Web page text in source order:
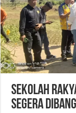
Sekolah
Segera